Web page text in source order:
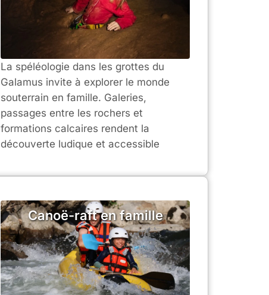
La spéléologie dans les grottes du
Galamus invite à explorer le monde
souterrain en famille. Galeries,
passages entre les rochers et
formations calcaires rendent la
découverte ludique et accessible
Canoë-raft en famille